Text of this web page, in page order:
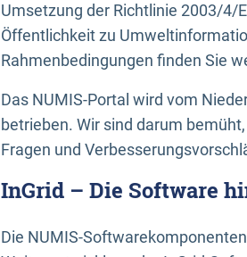
Umsetzung der Richtlinie 2003/4/
Öffentlichkeit zu
Rahmenbedingungen finden Sie
Das NUMIS-Portal wird vom
betrieben. Wir sind darum
Fragen und
InGrid – Die Software
Die NUMIS-